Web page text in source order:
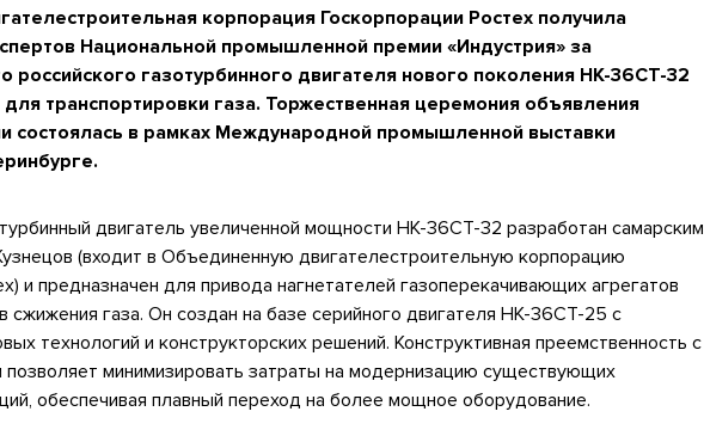
корпорация Госкорпорации Ростех получила
Национальной промышленной премии «Индустрия» за
российского газотурбинного двигателя нового поколения НК-36СТ-32
транспортировки газа. Торжественная церемония объявления
состоялась в рамках Международной промышленной выставки
двигатель увеличенной мощности НК-36СТ-32 разработан самарским
(входит в Объединенную двигателестроительную корпорацию
и предназначен для привода нагнетателей газоперекачивающих агрегатов
сжижения газа. Он создан на базе серийного двигателя НК-36СТ-25 с
технологий и конструкторских решений. Конструктивная преемственность с
минимизировать затраты на модернизацию существующих
обеспечивая плавный переход на более мощное оборудование.